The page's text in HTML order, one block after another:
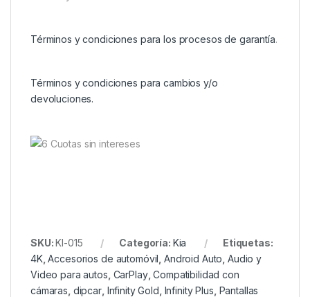
Términos y condiciones para los procesos de garantía.
Términos y condiciones para cambios y/o
devoluciones.
SKU:KI-015 Categoría: Kia
Etiquetas:
4K,Accesorios de automóvil Android Auto ,Audio y
Video para autos CarPlay,Compatibilidad con
cámaras dipcar, Infinity Gold Infinity Plus Pantallas